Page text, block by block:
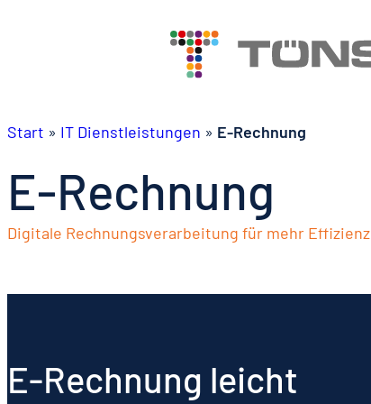
Start » IT Dienstleistungen » E-Rechnung
E-Rechnung
Digitale Rechnungsverarbeitung für mehr Effizienz
E-Rechnung leicht